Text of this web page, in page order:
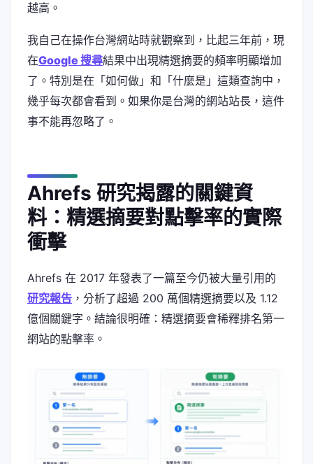
越高。
我自己在操作台灣網站時就觀察到，比起三年前，現
在Google 搜尋結果中出現精選摘要的頻率明顯增加
了。特別是在「如何做」和「什麼是」這類查詢中，
幾乎每次都會看到。如果你是台灣的網站站長，這件
事不能再忽略了。
Ahrefs 研究揭露的關鍵資
料：精選摘要對點擊率的實際
衝擊
Ahrefs 在 2017 年發表了一篇至今仍被大量引用的
研究報告 ，分析了超過 200 萬個精選摘要以及 1.12
億個關鍵字。結論很明確：精選摘要會稀釋排名第一
網站的點擊率。